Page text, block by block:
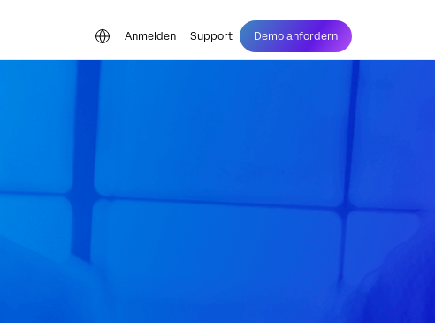
Anmelden Support Demo anfordern